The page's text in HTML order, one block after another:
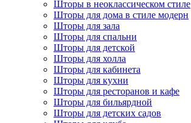
Шторы в неоклассическом стиле
Шторы для дома в стиле модерн
Шторы для зала
Шторы для спальни
Шторы для детской
Шторы для холла
Шторы для кабинета
Шторы для кухни
Шторы для ресторанов и кафе
Шторы для бильярдной
Шторы для детских садов